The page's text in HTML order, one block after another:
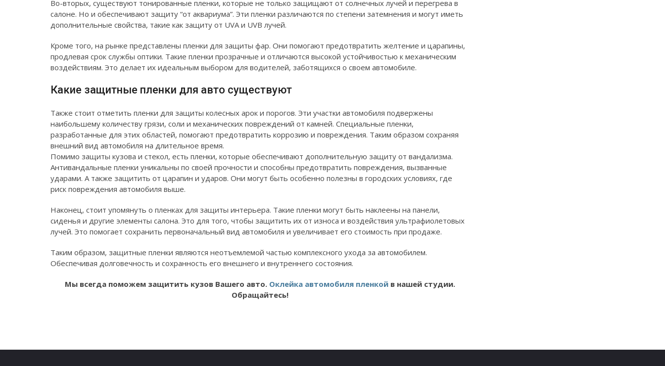
Во-вторых, существуют тонированные пленки, которые не только защищают от солнечных лучей и перегрева в
салоне. Но и обеспечивают защиту “от аквариума”. Эти пленки различаются по степени затемнения и могут иметь
дополнительные свойства, такие как защиту от UVA и UVB лучей.
Кроме того, на рынке представлены пленки для защиты фар. Они помогают предотвратить желтение и царапины,
продлевая срок службы оптики. Такие пленки прозрачные и отличаются высокой устойчивостью к механическим
воздействиям. Это делает их идеальным выбором для водителей, заботящихся о своем автомобиле.
Какие защитные пленки для авто существуют
Также стоит отметить пленки для защиты колесных арок и порогов. Эти участки автомобиля подвержены
наибольшему количеству грязи, соли и механических повреждений от камней. Специальные пленки,
разработанные для этих областей, помогают предотвратить коррозию и повреждения. Таким образом сохраняя
внешний вид автомобиля на длительное время.
Помимо защиты кузова и стекол, есть пленки, которые обеспечивают дополнительную защиту от вандализма.
Антивандальные пленки уникальны по своей прочности и способны предотвратить повреждения, вызванные
ударами. А также защитить от царапин и ударов. Они могут быть особенно полезны в городских условиях, где
риск повреждения автомобиля выше.
Наконец, стоит упомянуть о пленках для защиты интерьера. Такие пленки могут быть наклеены на панели,
сиденья и другие элементы салона. Это для того, чтобы защитить их от износа и воздействия ультрафиолетовых
лучей. Это помогает сохранить первоначальный вид автомобиля и увеличивает его стоимость при продаже.
Таким образом, защитные пленки являются неотъемлемой частью комплексного ухода за автомобилем.
Обеспечивая долговечность и сохранность его внешнего и внутреннего состояния.
Мы всегда поможем защитить кузов Вашего авто. Оклейка автомобиля пленкой в нашей студии.
Обращайтесь!